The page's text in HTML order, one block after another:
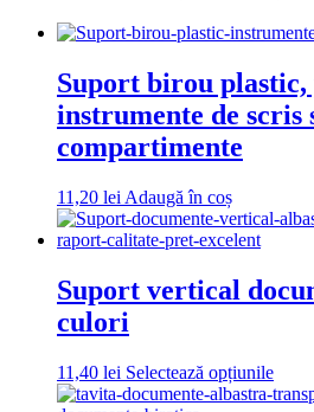
Suport birou
instrumente de
compartimente
11,20 lei Adaugă în coș
Suport vertical
culori
11,40 lei Selectează opțiunileAcest